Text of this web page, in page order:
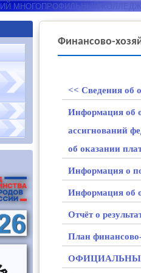
Финансово-
<< Сведения об
Информация об
ассигнований
об оказании
Информация о
Информация об
Отчёт о
План финансово-
ОФИЦИАЛЬНЫЙ